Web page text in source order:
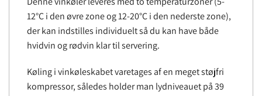
12°C i den øvre zone og 12-20°C i den nederste zone),
der kan indstilles individuelt så du kan have både
hvidvin og rødvin klar til servering.
Køling i vinkøleskabet varetages af en meget støjfri
kompressor, således holder man lydniveauet på 39